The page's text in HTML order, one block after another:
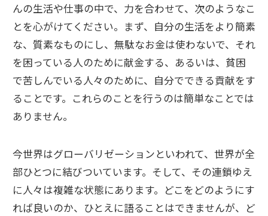
んの生活や仕事の中で、力を合わせて、次のようなこ
とを心がけてください。まず、自分の生活をより簡素
な、質素なものにし、無駄なお金は使わないで、それ
を困っている人のために献金する、あるいは、貧困
で苦しんでいる人々のために、自分でできる貢献をす
ることです。これらのことを行うのは簡単なことでは
ありません。
今世界はグローバリゼーションといわれて、世界が全
部ひとつに結びついています。そして、その連鎖ゆえ
に人々は複雑な状態にあります。どこをどのようにす
れば良いのか、ひとえに語ることはできませんが、ど